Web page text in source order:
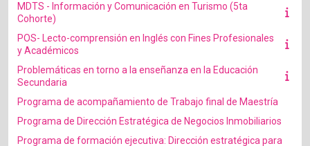
MDTS - Información y Comunicación en Turismo (5ta
Cohorte)
POS- Lecto-comprensión en Inglés con Fines Profesionales
y Académicos
Problemáticas en torno a la enseñanza en la Educación
Secundaria
Programa de acompañamiento de Trabajo final de Maestría
Programa de Dirección Estratégica de Negocios Inmobiliarios
Programa de formación ejecutiva: Dirección estratégica para